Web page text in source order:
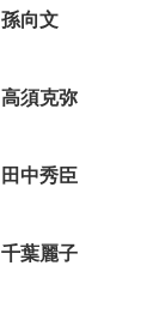
孫向文
高須克弥
田中秀臣
千葉麗子